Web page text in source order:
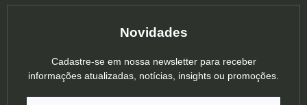
Novidades
Cadastre-se em nossa newsletter para receber
informações atualizadas, notícias, insights ou promoções.